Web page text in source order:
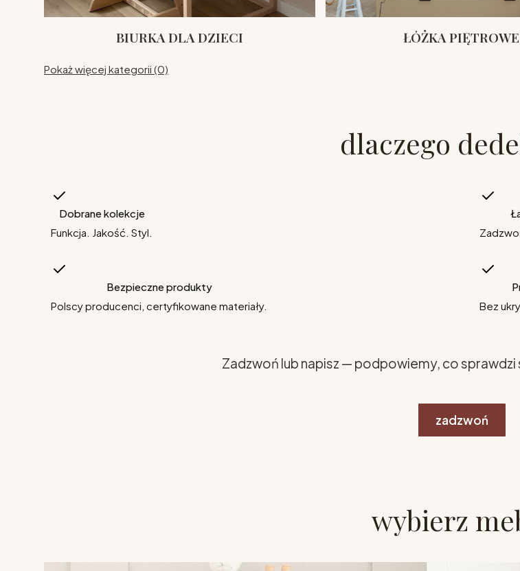
BIURKA DLA DZIECI ŁÓŻKA PIĘTROWE
Pokaż więcej kategorii (0)
dlaczego
Dobrane kolekcje
Funkcja. Jakość. Styl.
Bezpieczne produkty
Polscy producenci, certyfikowane materiały.
Bez
Zadzwoń lub napisz — podpowiemy, co
zadzwoń
wybierz